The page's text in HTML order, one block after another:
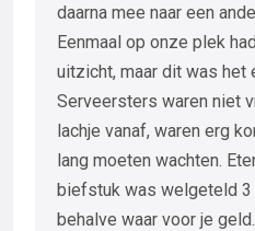
daarna mee naar een
Eenmaal op onze plek
uitzicht, maar dit was het
Serveersters waren niet
lachje vanaf, waren erg
lang moeten wachten.
biefstuk was welgeteld
behalve waar voor je